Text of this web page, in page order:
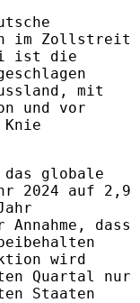
im Zollstreit
ist die
mit
und vor
das globale
2024 auf 2,9
dass
wird
Quartal nur
Staaten